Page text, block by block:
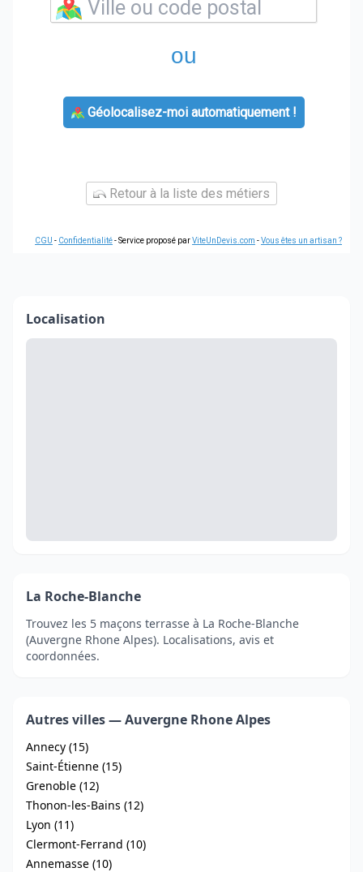
ou
Géolocalisez-moi automatiquement !
Retour à la liste des métiers
CGU - Confidentialité- Service proposé parViteUnDevis.com -Vous êtes un artisan ?
Localisation
La Roche-Blanche
Trouvez les 5 maçons terrasse à La Roche-Blanche
(Auvergne Rhone Alpes). Localisations, avis et
coordonnées.
Autres villes — Auvergne Rhone Alpes
Annecy (15)
Saint-Étienne (15)
Grenoble (12)
Thonon-les-Bains (12)
Lyon (11)
Clermont-Ferrand (10)
Annemasse (10)